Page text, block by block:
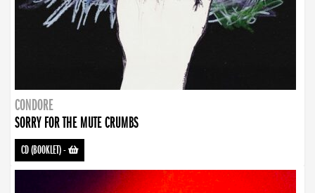
CONDORE
SORRY FOR THE MUTE CRUMBS
CD (BOOKLET)-